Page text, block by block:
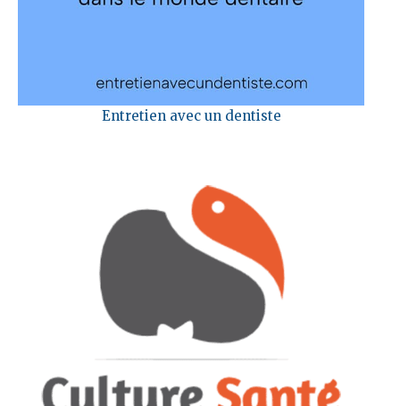
Entretien avec un dentiste